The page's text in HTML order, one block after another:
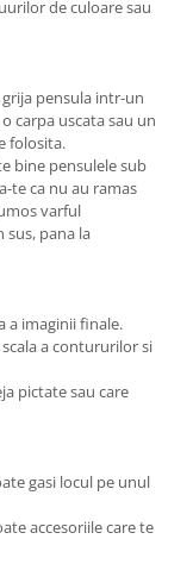
de culoare sau
pensula intr-un
carpa uscata sau un
folosita.
bine pensulele sub
te ca nu au ramas
varful
sus, pana la
a imaginii finale.
a contururilor si
pictate sau care
gasi locul pe unul
accesoriile care te